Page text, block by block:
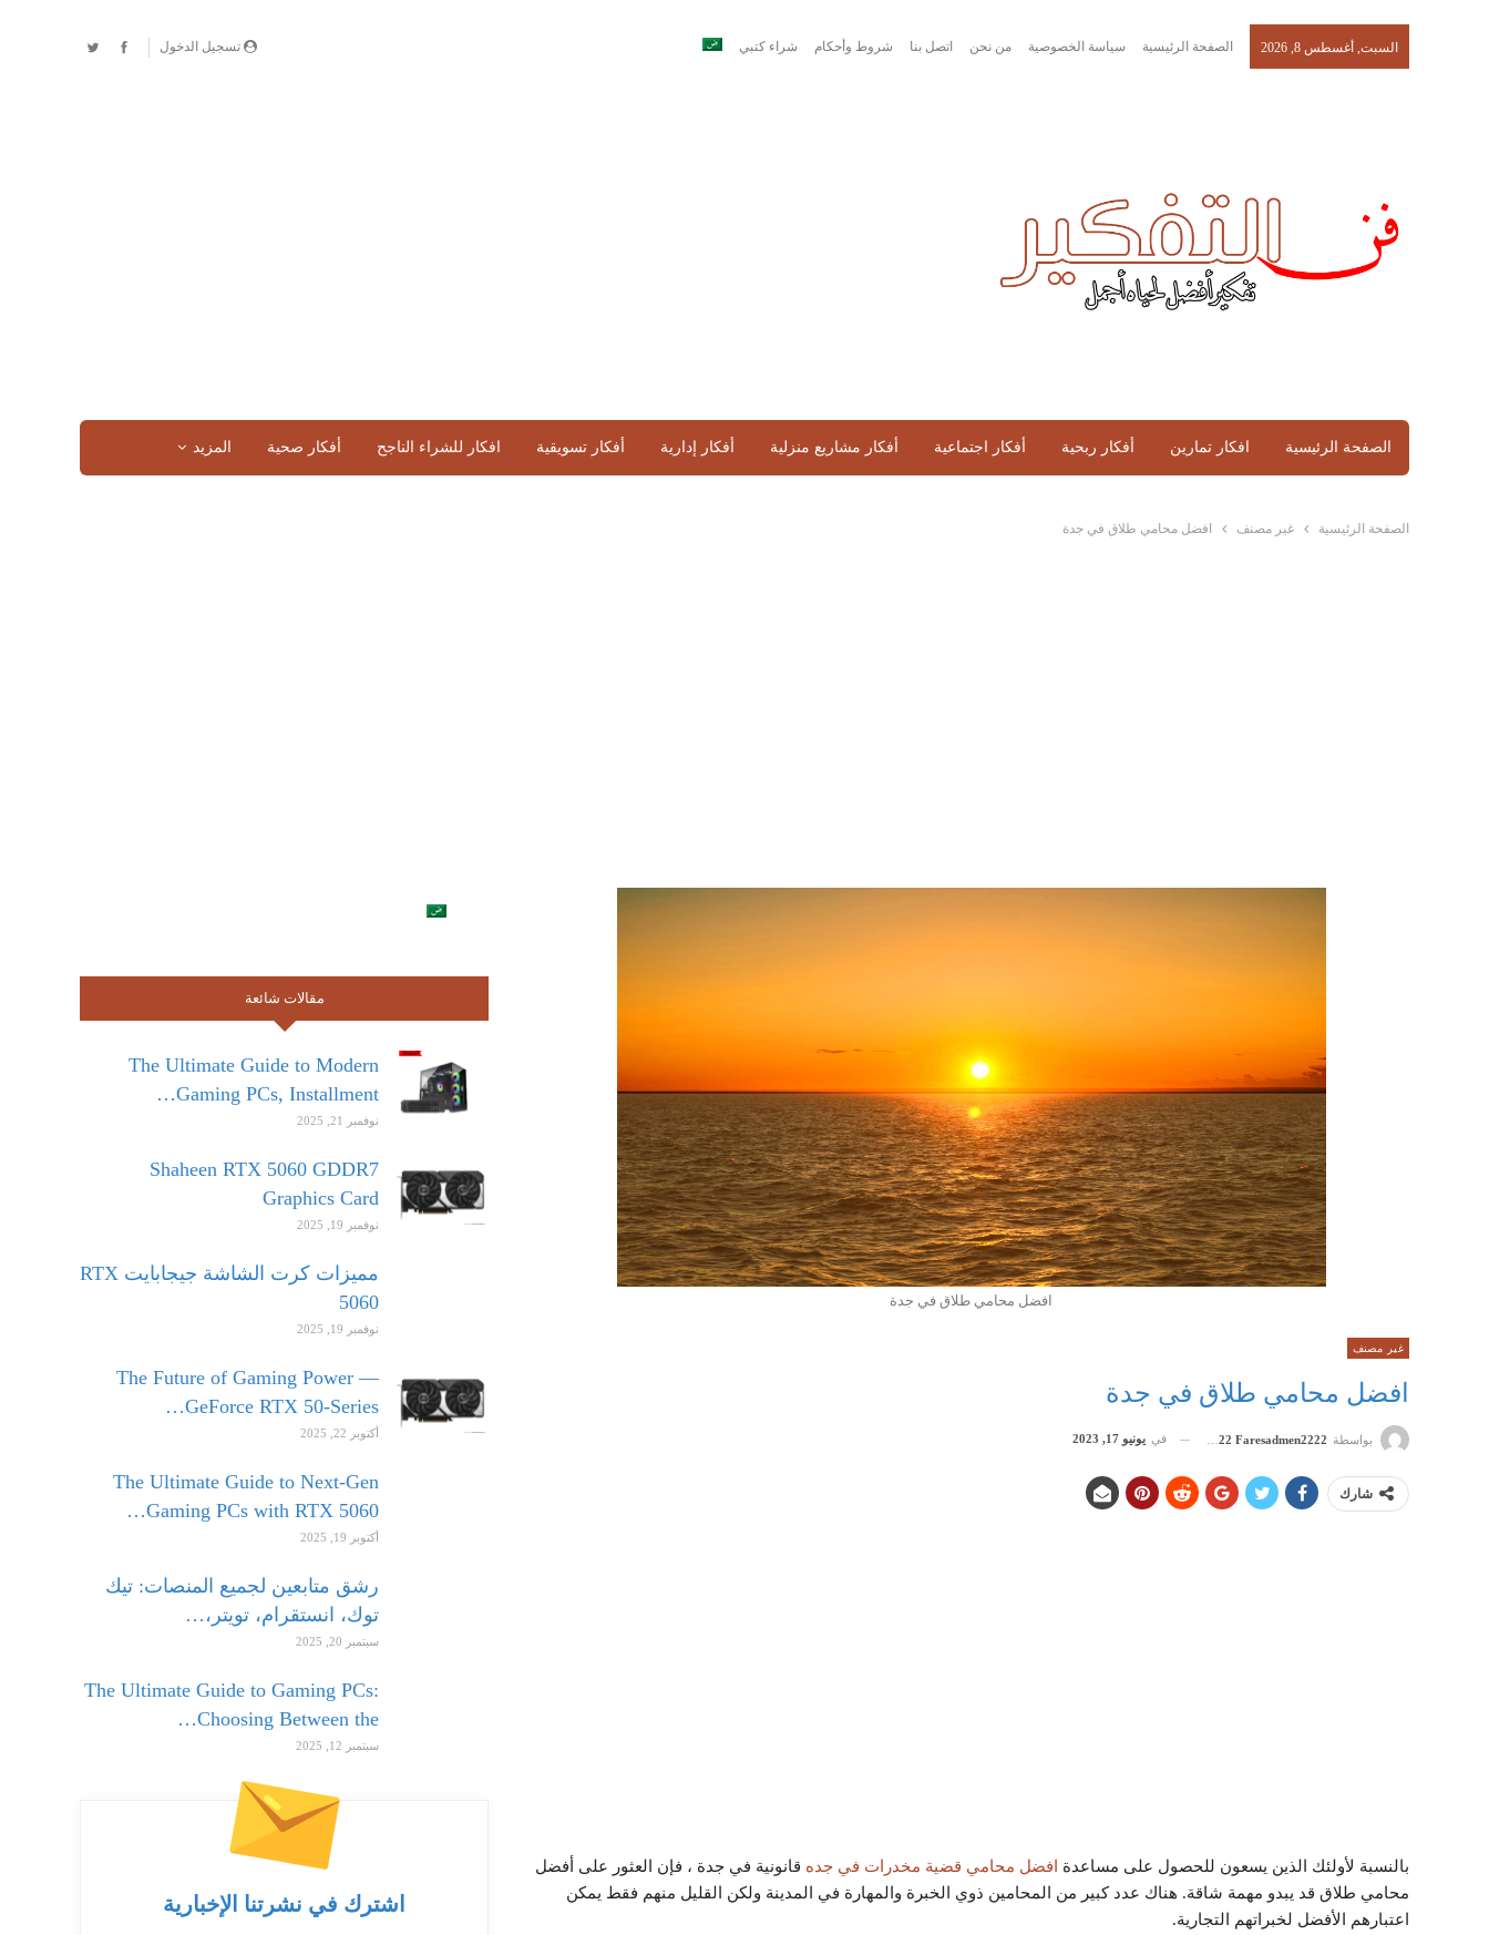
تسجيل الدخول السبت, أغسطس 8, 2026 الصفحة الرئيسية سياسة الخصوصية من نحن اتصل بنا شروط وأحكام شراء كتبي
الصفحة الرئيسية افكار تمارين أفكار ربحية أفكار اجتماعية أفكار مشاريع منزلية أفكار إدارية أفكار تسويقية افكار للشراء الناجح أفكار صحية المزيد
الصفحة الرئيسية غير مصنف افضل محامي طلاق في جدة
افضل محامي طلاق في جدة
غير مصنف
افضل محامي طلاق في جدة
بواسطة Admen2222 Faresadmen2222 في يونيو 17, 2023
شارك
بالنسبة لأولئك الذين يسعون للحصول على مساعدة افضل محامي قضية مخدرات في جده قانونية في جدة ، فإن العثور على أفضل
محامي طلاق قد يبدو مهمة شاقة. هناك عدد كبير من المحامين ذوي الخبرة والمهارة في المدينة ولكن القليل منهم فقط يمكن
اعتبارهم الأفضل لخبراتهم التجارية.
مقالات شائعة
The Ultimate Guide to Modern
Gaming PCs, Installment…
نوفمبر 21, 2025
Shaheen RTX 5060 GDDR7
Graphics Card
نوفمبر 19, 2025
مميزات كرت الشاشة جيجابايت RTX
5060
نوفمبر 19, 2025
The Future of Gaming Power —
GeForce RTX 50-Series…
أكتوبر 22, 2025
The Ultimate Guide to Next-Gen
Gaming PCs with RTX 5060…
أكتوبر 19, 2025
رشق متابعين لجميع المنصات: تيك
توك، انستقرام، تويتر،…
سبتمبر 20, 2025
The Ultimate Guide to Gaming PCs:
Choosing Between the…
سبتمبر 12, 2025
اشترك في نشرتنا الإخبارية